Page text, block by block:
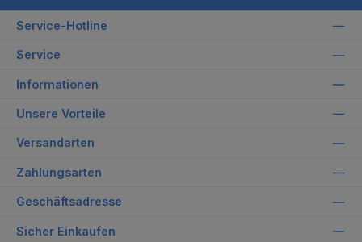
Service-Hotline
Service
Informationen
Unsere Vorteile
Versandarten
Zahlungsarten
Geschäftsadresse
Sicher Einkaufen